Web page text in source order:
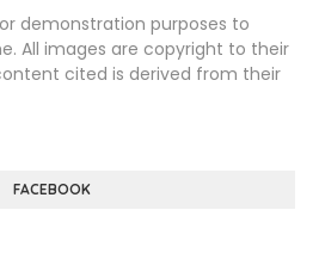
demonstration purposes to
All images are copyright to their
cited is derived from their
FACEBOOK